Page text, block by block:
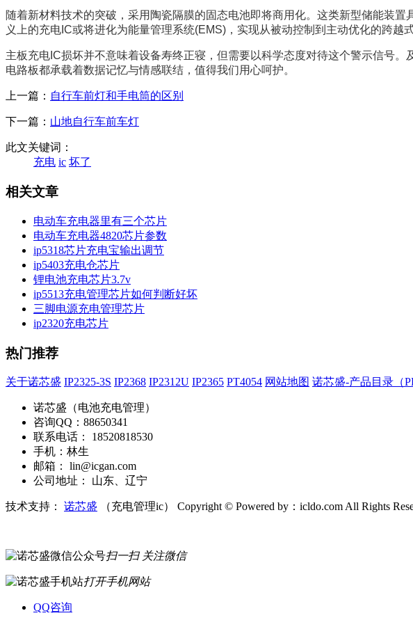
随着新材料技术的突破，采用陶瓷隔膜的固态电池即将商用化。这类新型储能装
义上的充电IC或将进化为能量管理系统(EMS)，实现从被动控制到主动优化的跨
主板充电IC损坏并不意味着设备寿终正寝，但需要以科学态度对待这个警示信号
电路板都承载着数据记忆与情感联结，值得我们用心呵护。
上一篇： 自行车前灯和手电筒的区别
下一篇： 山地自行车前车灯
此文关键词：
充电 ic 坏了
相关文章
电动车充电器里有三个芯片
电动车充电器4820芯片参数
ip5318芯片充电宝输出调节
ip5403充电仓芯片
锂电池充电芯片3.7v
ip5513充电管理芯片如何判断好坏
三脚电源充电管理芯片
ip2320充电芯片
热门推荐
关于诺芯盛 IP2325-3S IP2368 IP2312U IP2365 PT4054 网站地图 诺芯盛-产品目录（
诺芯盛（电池充电管理）
咨询QQ：88650341
联系电话： 18520818530
手机：林生
邮箱： lin@icgan.com
公司地址： 山东、辽宁
技术支持： 诺芯盛 （充电管理ic） Copyright © Powered by：icldo.com All Rights
扫一扫 关注微信
打开手机网站
QQ咨询